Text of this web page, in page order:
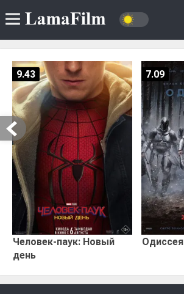
Человек-паук: Новый
день
9.43
Одиссея
7.09